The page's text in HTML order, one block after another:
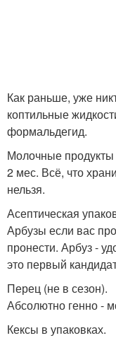
Как раньше, уже
коптильные
формальдегид.
Молочные продукты
2 мес. Всё, что
нельзя.
Асептическая
Арбузы если вас
пронести. Арбуз -
это первый
Перец (не в сезон).
Абсолютно генно -
Кексы в упаковках.